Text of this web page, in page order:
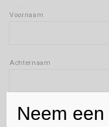
Voornaam
Achternaam
Adres *
Neem